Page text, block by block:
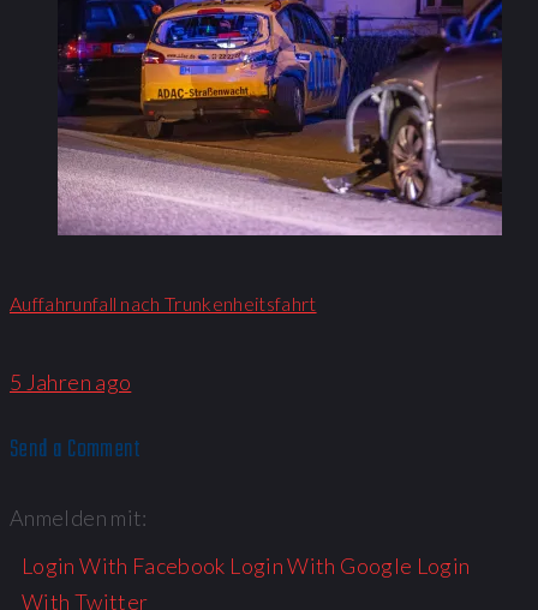
Auffahrunfall nach Trunkenheitsfahrt
5 Jahren ago
Send a Comment
Anmelden mit:
Login With Facebook Login With Google Login
With Twitter